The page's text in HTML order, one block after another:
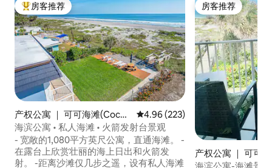
热门「房客推荐」
房客推荐
产权公寓 ｜ 可可海滩(Cocoa
Beach)
平均评分 4.96 分（满分 5 分），
4.96 (223)
海滨公寓 • 私人海滩 • 火箭发射台景观
- 宽敞的1,080平方英尺公寓，直通海滩。 -
在露台上欣赏壮丽的海上日出和火箭发
射。 -距离沙滩仅几步之遥，设有私人海滩
房客推荐
房客推荐
产权公寓 ｜ 可可
Beach)